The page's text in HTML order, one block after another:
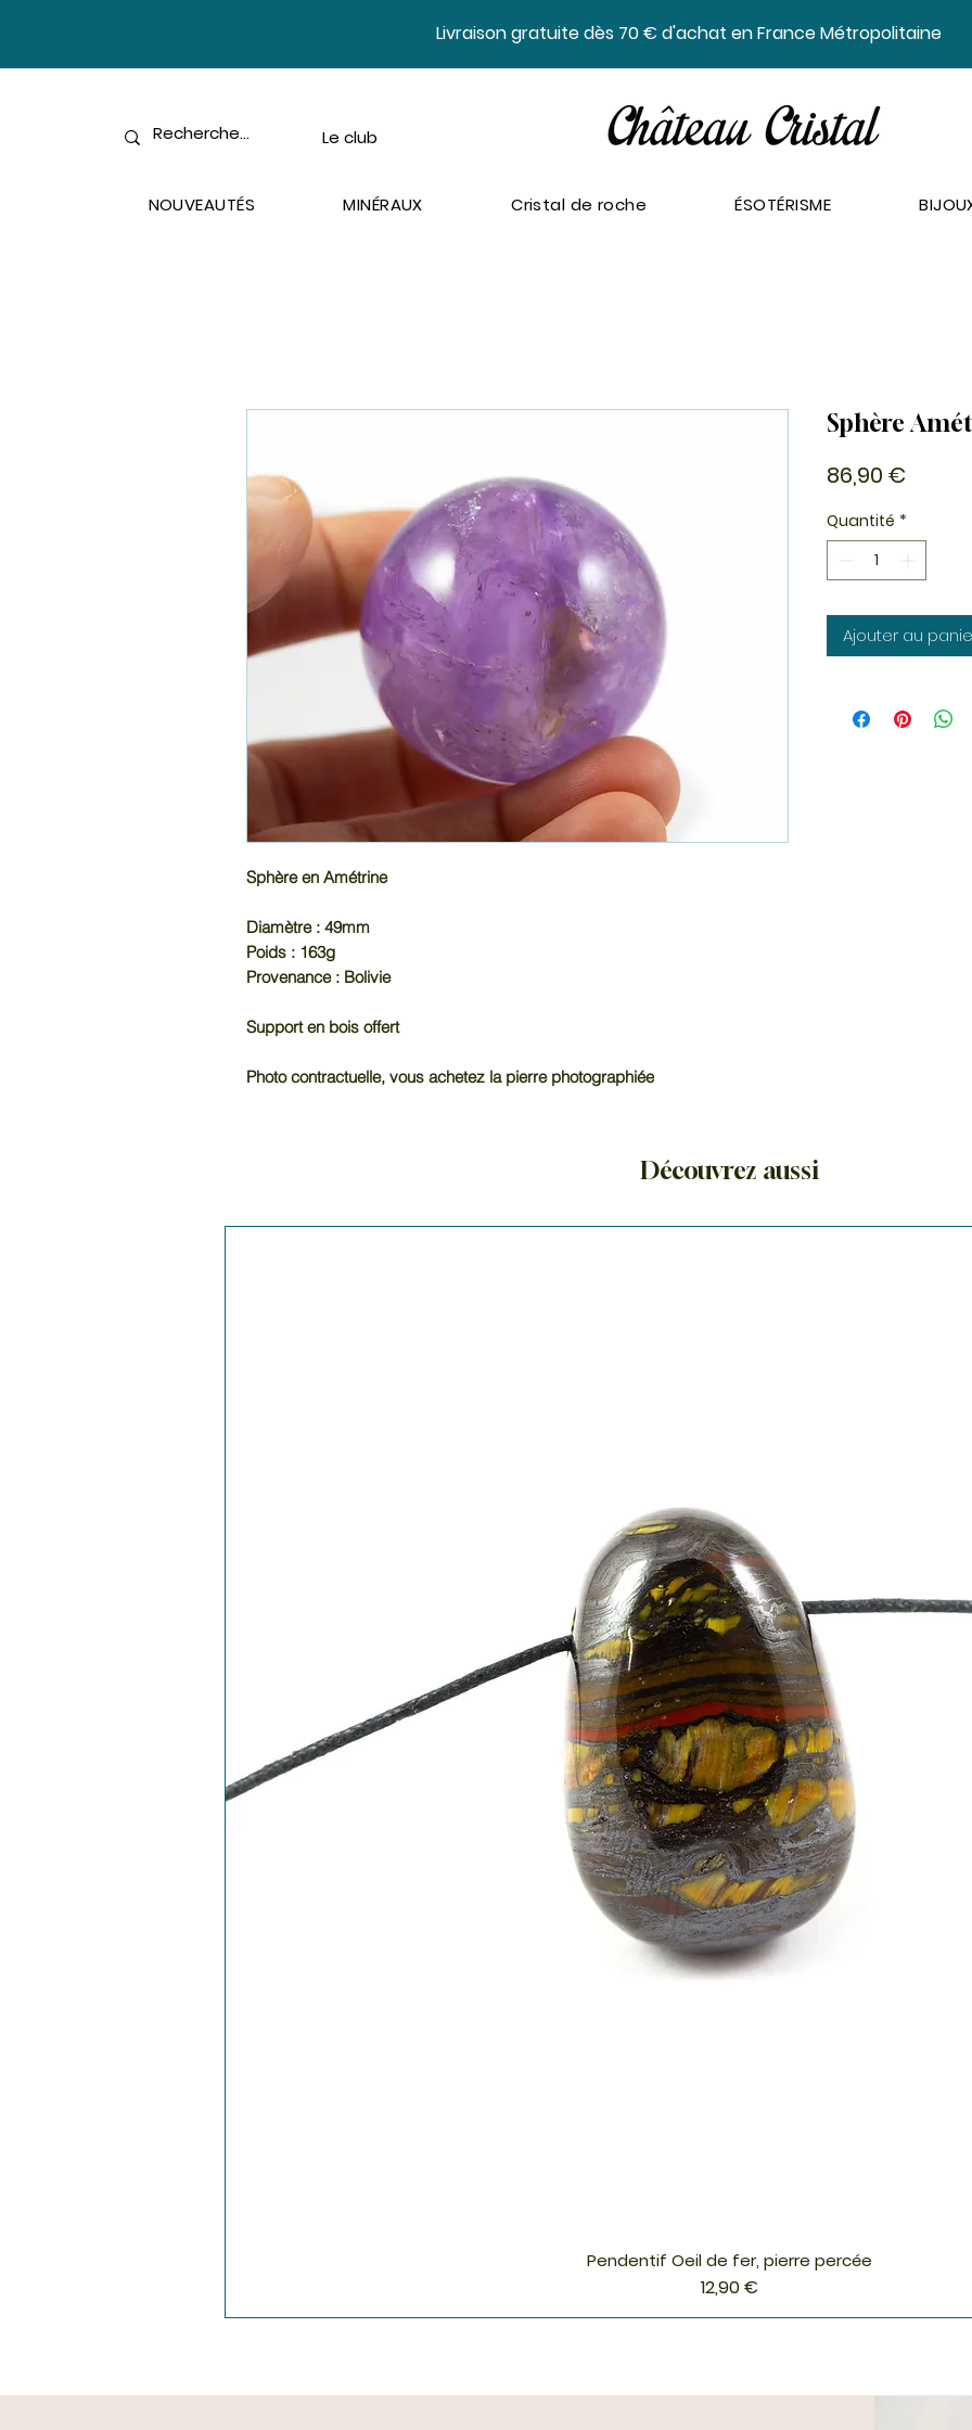
​Livraison gratuite dès 70 € d'achat en France Métropolitaine
Le club
NOUVEAUTÉS MINÉRAUX Cristal de roche ÉSOTÉRISME
Sphère en Amétrine
Diamètre : 49mm
Poids : 163g
Provenance : Bolivie
Support en bois offert
Photo contractuelle, vous achetez la pierre photographiée
Sphère
86,90 €
Quantité *
Ajouter au
Découvrez aussi
Aperçu rapide
Pendentif Oeil de fer, pierre percée
Prix
12,90 €